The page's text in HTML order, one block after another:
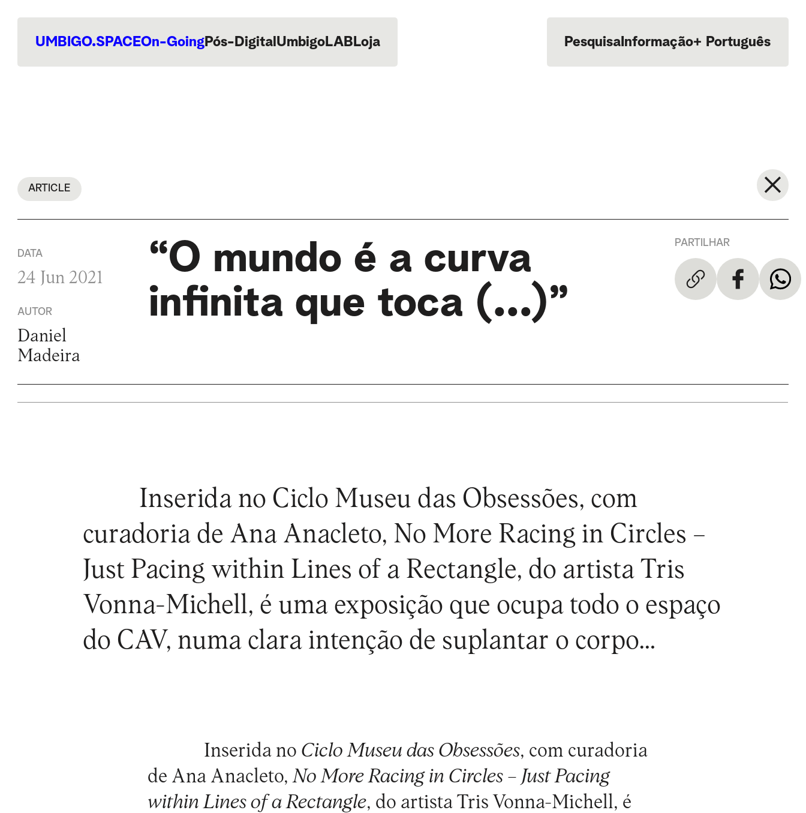
UMBIGO.SPACEOn-GoingPós-Digital UmbigoLAB Loja Pesquisa Informação+ Português
English
ARTICLE
DATA
24 Jun 2021
AUTOR
Daniel
Madeira
“O mundo é a curva
infinita que toca (…)”
PARTILHAR
Inserida no Ciclo Museu das Obsessões, com
curadoria de Ana Anacleto, No More Racing in Circles –
Just Pacing within Lines of a Rectangle, do artista Tris
Vonna-Michell, é uma exposição que ocupa todo o espaço
do CAV, numa clara intenção de suplantar o corpo…
Inserida no Ciclo Museu das Obsessões, com curadoria
de Ana Anacleto,No More Racing in Circles – Just Pacing
within Lines of a Rectangle, do artista Tris Vonna-Michell, é